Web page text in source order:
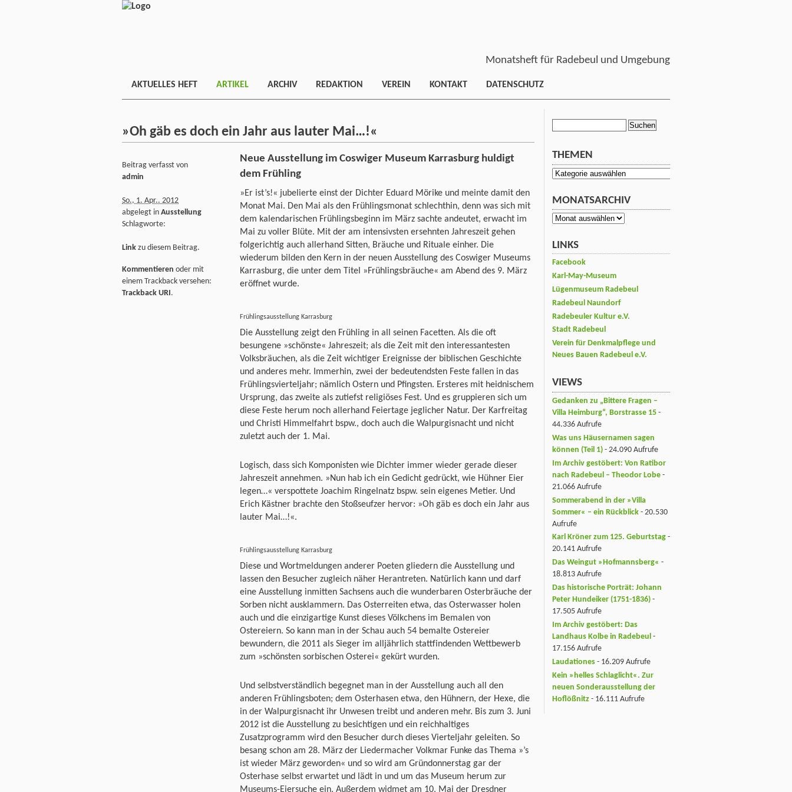
Monatsheft für Radebeul und Umgebung
AKTUELLES HEFT ARTIKEL ARCHIV REDAKTION VEREIN KONTAKT DATENSCHUTZ
»Oh gäb es doch ein Jahr aus lauter Mai…!«
Neue Ausstellung im Coswiger Museum Karrasburg huldigt
dem Frühling
»Er ist’s!« jubelierte einst der Dichter Eduard Mörike und meinte damit den
Monat Mai. Den Mai als den Frühlingsmonat schlechthin, denn was sich mit
dem kalendarischen Frühlingsbeginn im März sachte andeutet, erwacht im
Mai zu voller Blüte. Mit der am intensivsten ersehnten Jahreszeit gehen
folgerichtig auch allerhand Sitten, Bräuche und Rituale einher. Die
wiederum bilden den Kern in der neuen Ausstellung des Coswiger Museums
Karrasburg, die unter dem Titel »Frühlingsbräuche« am Abend des 9. März
eröffnet wurde.
Frühlingsausstellung Karrasburg
Die Ausstellung zeigt den Frühling in all seinen Facetten. Als die oft
besungene »schönste« Jahreszeit; als die Zeit mit den interessantesten
Volksbräuchen, als die Zeit wichtiger Ereignisse der biblischen Geschichte
und anderes mehr. Immerhin, zwei der bedeutendsten Feste fallen in das
Frühlingsvierteljahr; nämlich Ostern und Pfingsten. Ersteres mit heidnischem
Ursprung, das zweite als zutiefst religiöses Fest. Und es gruppieren sich um
diese Feste herum noch allerhand Feiertage jeglicher Natur. Der Karfreitag
und Christi Himmelfahrt bspw., doch auch die Walpurgisnacht und nicht
zuletzt auch der 1. Mai.
Logisch, dass sich Komponisten wie Dichter immer wieder gerade dieser
Jahreszeit annehmen. »Nun hab ich ein Gedicht gedrückt, wie Hühner Eier
legen…« verspottete Joachim Ringelnatz bspw. sein eigenes Metier. Und
Erich Kästner brachte den Stoßseufzer hervor: »Oh gäb es doch ein Jahr aus
lauter Mai…!«.
Frühlingsausstellung Karrasburg
Diese und Wortmeldungen anderer Poeten gliedern die Ausstellung und
lassen den Besucher zugleich näher Herantreten. Natürlich kann und darf
eine Ausstellung inmitten Sachsens auch die wunderbaren Osterbräuche der
Sorben nicht ausklammern. Das Osterreiten etwa, das Osterwasser holen
auch und die einzigartige Kunst dieses Völkchens im Bemalen von
Ostereiern. So kann man in der Schau auch 54 bemalte Ostereier
bewundern, die 2011 als Sieger im alljährlich stattfindenden Wettbewerb
zum »schönsten sorbischen Osterei« gekürt wurden.
Und selbstverständlich begegnet man in der Ausstellung auch all den
anderen Frühlingsboten; dem Osterhasen etwa, den Hühnern, der Hexe, die
in der Walpurgisnacht ihr Unwesen treibt und anderen mehr. Bis zum 3. Juni
2012 ist die Ausstellung zu besichtigen und ein reichhaltiges
Zusatzprogramm wird den Besucher durch dieses Vierteljahr geleiten. So
besang schon am 28. März der Liedermacher Volkmar Funke das Thema »’s
ist wieder März geworden« und so wird am Gründonnerstag gar der
Osterhase selbst erwartet und lädt in und um das Museum herum zur
Museums-Eiersuche ein. Außerdem widmet am 10. Mai der Dresdner
Beitrag verfasst von
admin
So., 1. Apr.. 2012
abgelegt in Ausstellung
Schlagworte:
Link zu diesem Beitrag.
Kommentieren oder mit
einem Trackback versehen:
Trackback URI.
THEMEN
Themen
MONATSARCHIV
Monatsarchiv
LINKS
Facebook
Karl-May-Museum
Lügenmuseum Radebeul
Radebeul Naundorf
Radebeuler Kultur e.V.
Stadt Radebeul
Verein für Denkmalpflege und
Neues Bauen Radebeul e.V.
VIEWS
Gedanken zu „Bittere Fragen –
Villa Heimburg“, Borstrasse 15 -
44.336 Aufrufe
Was uns Häusernamen sagen
können (Teil 1) - 24.090 Aufrufe
Im Archiv gestöbert: Von Ratibor
nach Radebeul – Theodor Lobe -
21.066 Aufrufe
Sommerabend in der »Villa
Sommer« – ein Rückblick - 20.530
Aufrufe
Karl Kröner zum 125. Geburtstag -
20.141 Aufrufe
Das Weingut »Hofmannsberg« -
18.813 Aufrufe
Das historische Porträt: Johann
Peter Hundeiker (1751-1836) -
17.505 Aufrufe
Im Archiv gestöbert: Das
Landhaus Kolbe in Radebeul -
17.156 Aufrufe
Laudationes - 16.209 Aufrufe
Kein »helles Schlaglicht«. Zur
neuen Sonderausstellung der
Hoflößnitz - 16.111 Aufrufe